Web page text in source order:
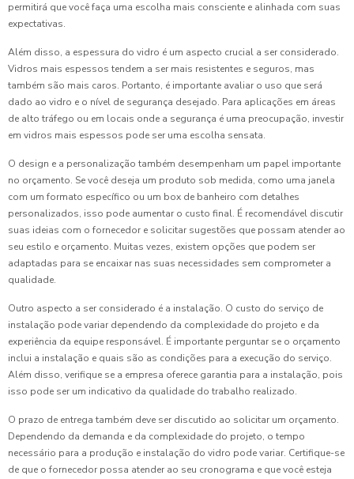
permitirá que você faça uma escolha mais consciente e alinhada com suas
expectativas.
Além disso, a espessura do vidro é um aspecto crucial a ser considerado.
Vidros mais espessos tendem a ser mais resistentes e seguros, mas
também são mais caros. Portanto, é importante avaliar o uso que será
dado ao vidro e o nível de segurança desejado. Para aplicações em áreas
de alto tráfego ou em locais onde a segurança é uma preocupação, investir
em vidros mais espessos pode ser uma escolha sensata.
O design e a personalização também desempenham um papel importante
no orçamento. Se você deseja um produto sob medida, como uma janela
com um formato específico ou um box de banheiro com detalhes
personalizados, isso pode aumentar o custo final. É recomendável discutir
suas ideias com o fornecedor e solicitar sugestões que possam atender ao
seu estilo e orçamento. Muitas vezes, existem opções que podem ser
adaptadas para se encaixar nas suas necessidades sem comprometer a
qualidade.
Outro aspecto a ser considerado é a instalação. O custo do serviço de
instalação pode variar dependendo da complexidade do projeto e da
experiência da equipe responsável. É importante perguntar se o orçamento
inclui a instalação e quais são as condições para a execução do serviço.
Além disso, verifique se a empresa oferece garantia para a instalação, pois
isso pode ser um indicativo da qualidade do trabalho realizado.
O prazo de entrega também deve ser discutido ao solicitar um orçamento.
Dependendo da demanda e da complexidade do projeto, o tempo
necessário para a produção e instalação do vidro pode variar. Certifique-se
de que o fornecedor possa atender ao seu cronograma e que você esteja